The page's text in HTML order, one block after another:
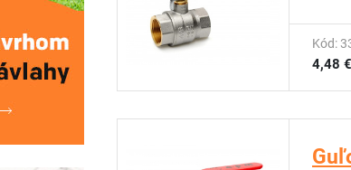
Kód:
4,48 €